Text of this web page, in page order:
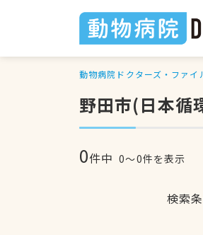
動物病院ドクターズ・ファイ
野田市(日本循
0件中 0〜0件を表示
検索